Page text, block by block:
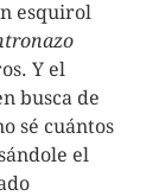
esquirol
Y el
busca de
sé cuántos
el